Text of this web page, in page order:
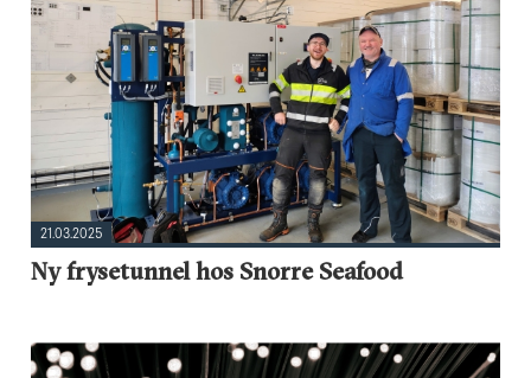
21.03.2025
Ny frysetunnel hos Snorre Seafood